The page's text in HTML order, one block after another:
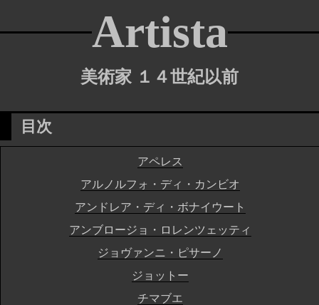
Artista
美術家 １４世紀以前
目次
アペレス
アルノルフォ・ディ・カンビオ
アンドレア・ディ・ボナイウート
アンブロージョ・ロレンツェッティ
ジョヴァンニ・ピサーノ
ジョットー
チマブエ